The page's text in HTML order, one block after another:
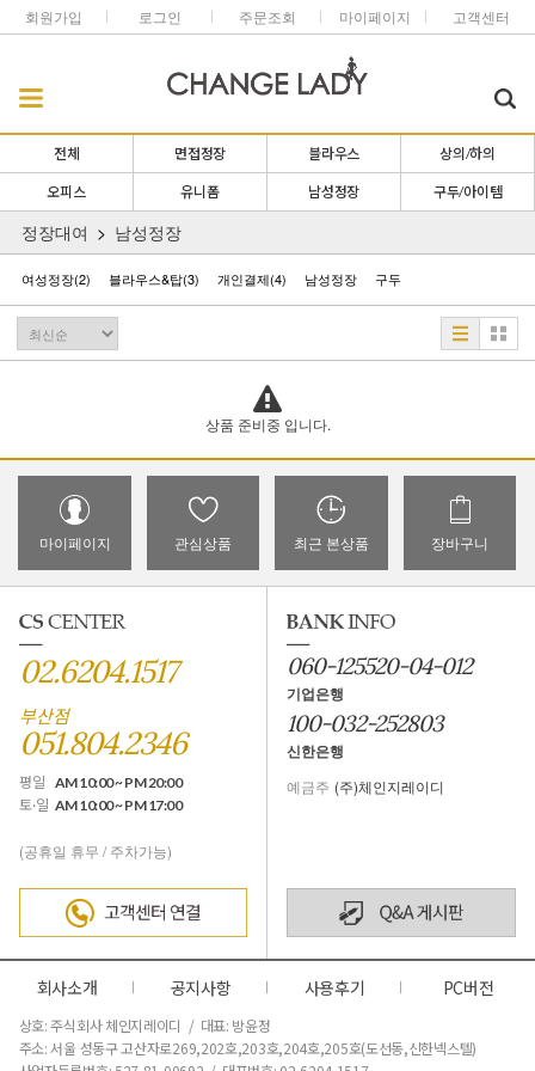
회원가입 로그인 주문조회 마이페이지 고객센터
전체 면접정장 블라우스 상의/하의
오피스 유니폼 남성정장 구두/아이템
정장대여 남성정장
여성정장(2) 블라우스&탑(3) 개인결제(4) 남성정장 구두
상품 준비중 입니다.
마이페이지 관심상품 최근 본상품 장바구니
02.6204.1517
부산점
051.804.2346
평일 AM 10:00 ~ PM 20:00
토·일 AM 10:00 ~ PM 17:00
(공휴일 휴무 / 주차가능)
060-125520-04-012
기업은행
100-032-252803
신한은행
예금주 (주)체인지레이디
회사소개 공지사항 사용후기 PC버전
상호: 주식회사 체인지레이디 / 대표: 방윤정
주소: 서울 성동구 고산자로269,202호,203호,204호,205호(도선동,신한넥스텔)